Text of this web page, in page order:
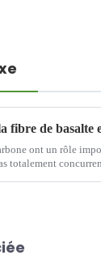
fibre de basalte
ont un rôle
totalement